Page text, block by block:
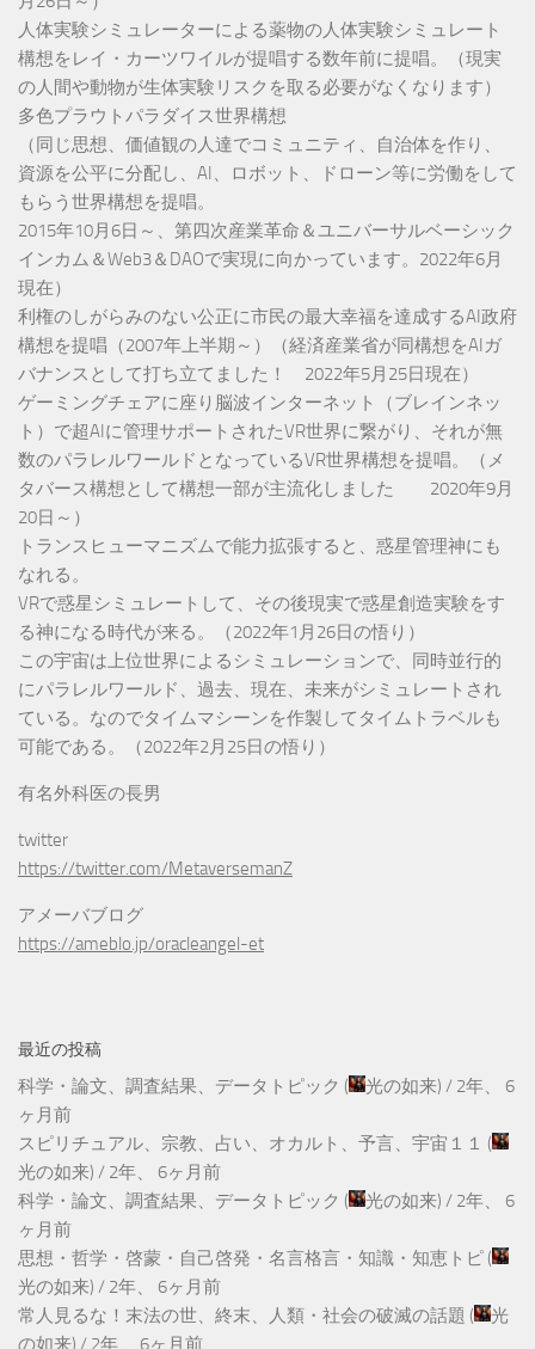
人体実験シミュレーターによる薬物の人体実験シミュレート
構想をレイ・カーツワイルが提唱する数年前に提唱。（現実
の人間や動物が生体実験リスクを取る必要がなくなります）
多色プラウトパラダイス世界構想
（同じ思想、価値観の人達でコミュニティ、自治体を作り、
資源を公平に分配し、AI、ロボット、ドローン等に労働をして
もらう世界構想を提唱。
2015年10月6日～、第四次産業革命＆ユニバーサルベーシック
インカム＆Web3＆DAOで実現に向かっています。2022年6月
現在）
利権のしがらみのない公正に市民の最大幸福を達成するAI政府
構想を提唱（2007年上半期～）（経済産業省が同構想をAIガ
バナンスとして打ち立てました！ 2022年5月25日現在）
ゲーミングチェアに座り脳波インターネット（ブレインネッ
ト）で超AIに管理サポートされたVR世界に繋がり、それが無
数のパラレルワールドとなっているVR世界構想を提唱。（メ
タバース構想として構想一部が主流化しました 2020年9月
20日～）
トランスヒューマニズムで能力拡張すると、惑星管理神にも
なれる。
VRで惑星シミュレートして、その後現実で惑星創造実験をす
る神になる時代が来る。（2022年1月26日の悟り）
この宇宙は上位世界によるシミュレーションで、同時並行的
にパラレルワールド、過去、現在、未来がシミュレートされ
ている。なのでタイムマシーンを作製してタイムトラベルも
可能である。（2022年2月25日の悟り）
有名外科医の長男
twitter
https://twitter.com/MetaversemanZ
アメーバブログ
https://ameblo.jp/oracleangel-et
最近の投稿
科学・論文、調査結果、データトピック ( 光の如来) / 2年、 6
ヶ月前
スピリチュアル、宗教、占い、オカルト、予言、宇宙１１ (
光の如来) / 2年、 6ヶ月前
科学・論文、調査結果、データトピック ( 光の如来) / 2年、 6
ヶ月前
思想・哲学・啓蒙・自己啓発・名言格言・知識・知恵トピ (
光の如来) / 2年、 6ヶ月前
常人見るな！末法の世、終末、人類・社会の破滅の話題 (
光
の如来) / 2年、 6ヶ月前